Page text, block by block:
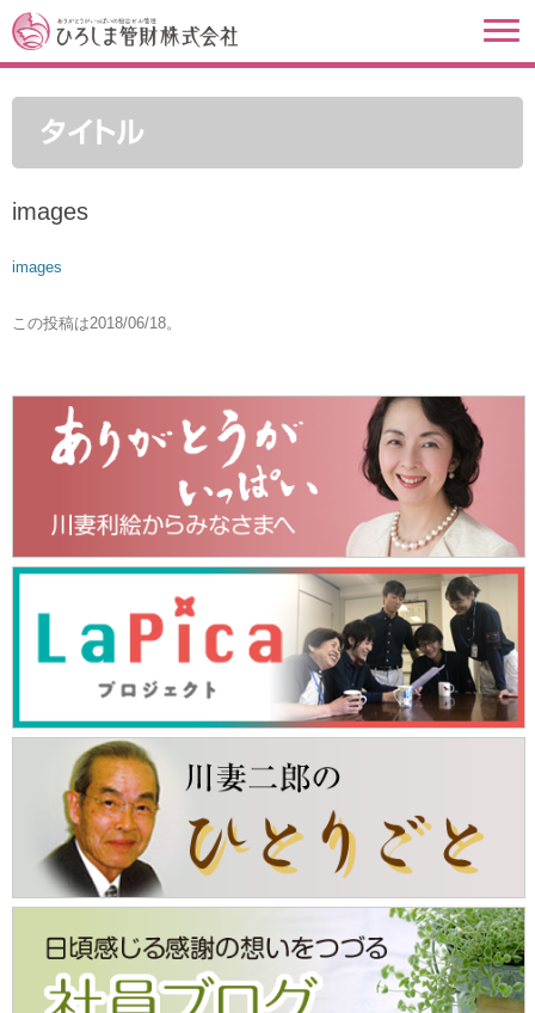
images
images
この投稿は2018/06/18。